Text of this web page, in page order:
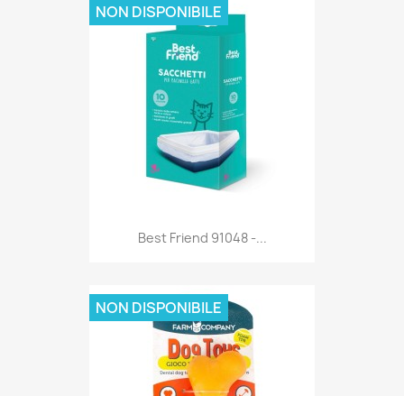
Anteprima
Best Friend 91048 -...
NON DISPONIBILE
NON DISPONIBILE